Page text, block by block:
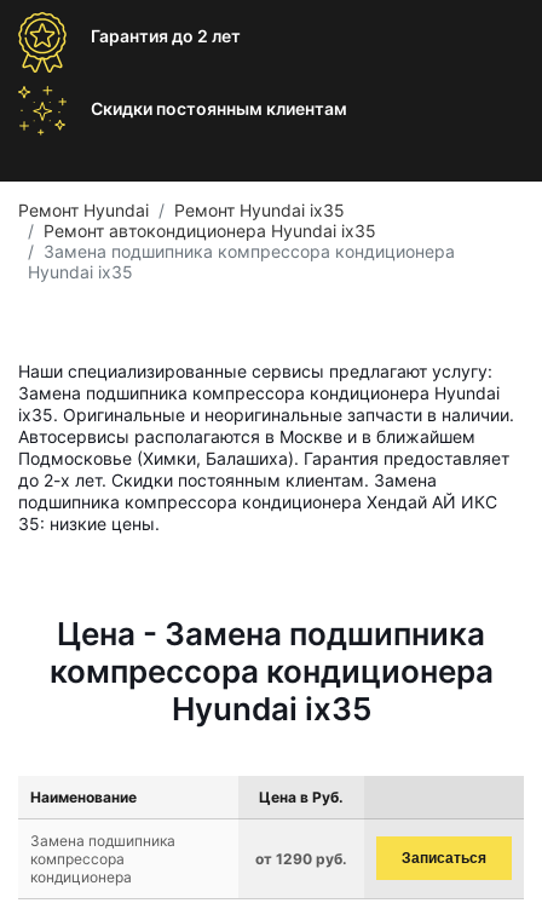
Гарантиядо 2 лет
Скидки постоянным клиентам
Ремонт Hyundai
Ремонт Hyundai ix35
Ремонт автокондиционера Hyundai ix35
Замена подшипника компрессора кондиционера
Hyundai ix35
Наши специализированные сервисы предлагают услугу:
Замена подшипника компрессора кондиционера Hyundai
ix35. Оригинальные и неоригинальные запчасти в наличии.
Автосервисы располагаются в Москве и в ближайшем
Подмосковье (Химки, Балашиха). Гарантия предоставляет
до 2-х лет. Скидки постоянным клиентам. Замена
подшипника компрессора кондиционера Хендай АЙ ИКС
35: низкие цены.
Цена - Замена подшипника
компрессора кондиционера
Hyundai ix35
Наименование Цена в Руб.
Замена подшипника
компрессора
кондиционера
от 1290 руб. Записаться